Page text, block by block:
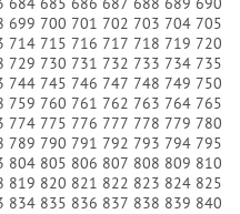
699 700 701 702 703 704 705
714 715 716 717 718 719 720
729 730 731 732 733 734 735
744 745 746 747 748 749 750
759 760 761 762 763 764 765
774 775 776 777 778 779 780
789 790 791 792 793 794 795
804 805 806 807 808 809 810
819 820 821 822 823 824 825
834 835 836 837 838 839 840